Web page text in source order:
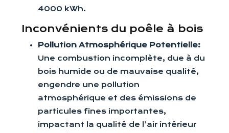
4000 kWh.
Inconvénients du poêle à bois
Pollution Atmosphérique Potentielle:
Une combustion incomplète, due à du
bois humide ou de mauvaise qualité,
engendre une pollution
atmosphérique et des émissions de
particules fines importantes,
impactant la qualité de l’air intérieur